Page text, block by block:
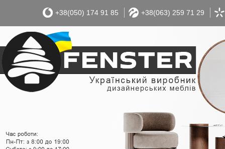
+38(050) 174 91 85 +38(063) 259 71 29